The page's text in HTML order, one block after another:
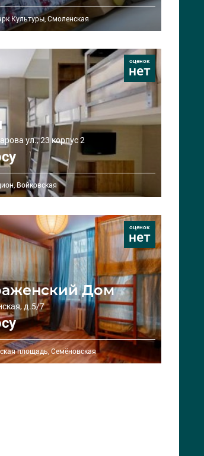
Культуры,Смоленская
оценок
нет
ул., 23 корпус 2
Войковская
оценок
нет
Дом
д.5/7
площадь, Семёновская